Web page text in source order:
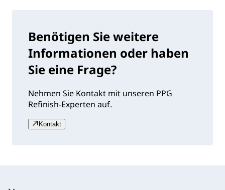
Benötigen Sie weitere
Informationen oder haben
Sie eine Frage?
Nehmen Sie Kontakt mit unseren PPG
Refinish-Experten auf.
Kontakt